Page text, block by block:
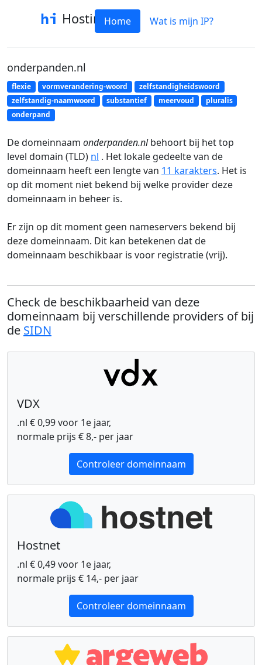
HostinfoHome Wat is mijn IP?
onderpanden.nl
flexie vormverandering-woord
zelfstandigheidswoord
zelfstandig-naamwoord
substantief meervoud
pluralis
onderpand
De domeinnaam onderpanden.nlbehoort bij het top
level domain (TLD) nl . Het lokale gedeelte van de
domeinnaam heeft een lengte van 11 karakters. Het is
op dit moment niet bekend bij welke provider deze
domeinnaam in beheer is.
Er zijn op dit moment geen nameservers bekend bij
deze domeinnaam. Dit kan betekenen dat de
domeinnaam beschikbaar is voor registratie (vrij).
Check de beschikbaarheid van deze
domeinnaam bij verschillende providers of bij
de SIDN
VDX
.nl € 0,99 voor 1e jaar,
normale prijs € 8,- per jaar
Controleer domeinnaam
Hostnet
.nl € 0,49 voor 1e jaar,
normale prijs € 14,- per jaar
Controleer domeinnaam